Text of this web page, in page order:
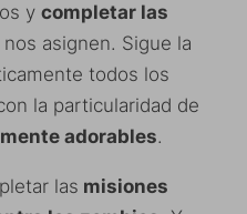
y completar las
nos asignen. Sigue la
todos los
la particularidad de
adorables.
las misiones